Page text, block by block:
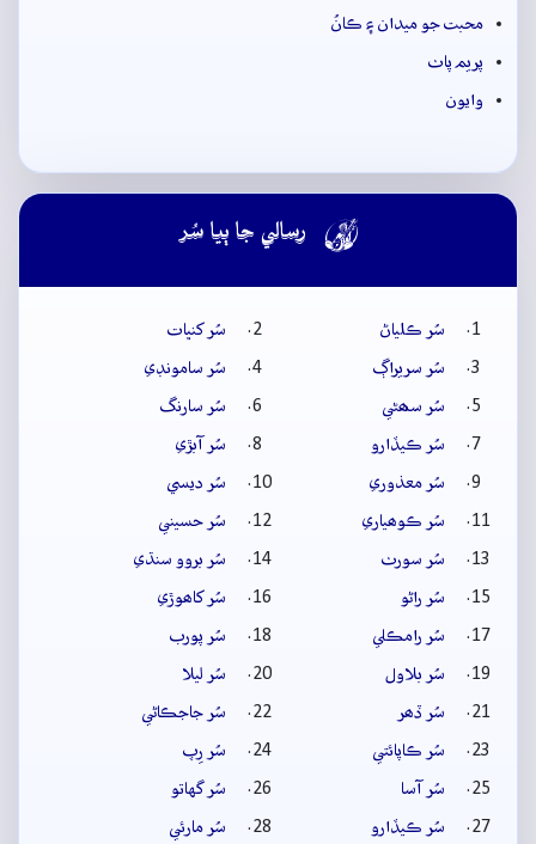
محبت جو ميدان ۽ ڪانُ
پريم پاٺ
وايون
 رسالي جا ٻيا سُر
سُر ڪلياڻ
سُر کنڀات
سُر سريراڳ
سُر سامونڊي
سُر سھڻي
سُر سارنگ
سُر ڪيڏارو
سُر آبڙي
سُر معذوري
سُر ديسي
سُر ڪوھياري
سُر حسيني
سُر سورٺ
سُر بروو سنڌي
سُر راڻو
سُر کاھوڙي
سُر رامڪلي
سُر پورب
سُر بلاول
سُر ليلا
سُر ڏھر
سُر جاجڪاڻي
سُر ڪاپائتي
سُر رِپ
سُر آسا
سُر گهاتو
سُر ڪيڏارو
سُر مارئي